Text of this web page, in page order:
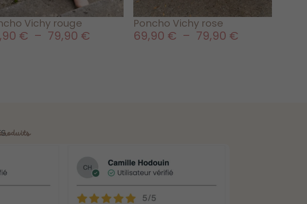
Vichy rouge
€ – 79,90 €
Poncho Vichy rose
69,90 € – 79,90 €